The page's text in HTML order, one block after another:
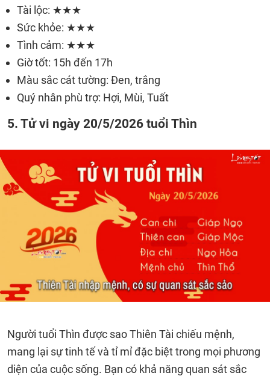
Tài lộc: ★★★
Sức khỏe: ★★★
Tình cảm: ★★★
Giờ tốt: 15h đến 17h
Màu sắc cát tường: Đen, trắng
Quý nhân phù trợ: Hợi, Mùi, Tuất
5. Tử vi ngày 20/5/2026 tuổi Thìn
Người tuổi Thìn được sao Thiên Tài chiếu mệnh,
mang lại sự tinh tế và tỉ mỉ đặc biệt trong mọi phương
diện của cuộc sống. Bạn có khả năng quan sát sắc